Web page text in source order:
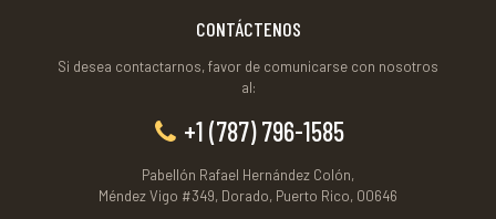
CONTÁCTENOS
Si desea contactarnos, favor de comunicarse con nosotros
al:
+1 (787) 796-1585
Pabellón Rafael Hernández Colón,
Méndez Vigo #349, Dorado, Puerto Rico, 00646